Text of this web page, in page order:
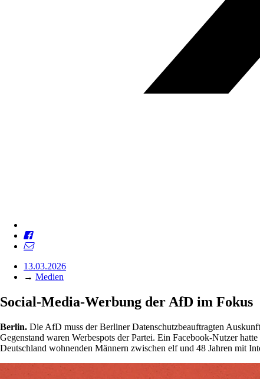
13.03.2026
→ Medien
Social-Media-Werbung der AfD im Fokus
Berlin. Die AfD muss der Berliner Datenschutzbeauftragten
Gegenstand waren Werbespots der Partei. Ein Facebook-Nutzer
Deutschland wohnenden Männern zwischen elf und 48 Jahren mit